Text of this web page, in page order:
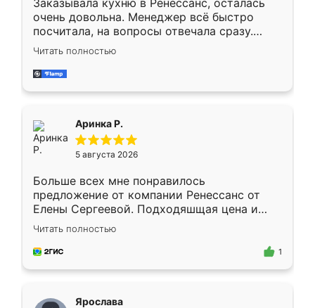
Заказывала кухню в Ренессанс, осталась
очень довольна. Менеджер всё быстро
посчитала, на вопросы отвечала сразу.
Замерщик приехал в субботу, подошёл к
делу со всей ответственностью. Собрали
за день, ребята работали аккуратно, даже
Читать полностью
Аринка Р.
5 августа 2026
Больше всех мне понравилось
предложение от компании Ренессанс от
Елены Сергеевой. Подходяшщая цена и
короткие сроки изготовления. Приехавший
для замера сотрудник Владислав
предложил по моему эскизу самый
Читать полностью
1
Ярослава